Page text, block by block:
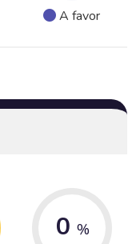
A favor
0 %